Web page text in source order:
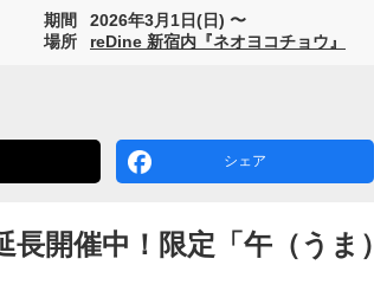
期間
2026年3月1日(日) 〜
場所
reDine 新宿内『ネオヨコチョウ』
シェア
長開催中！限定「午（うま